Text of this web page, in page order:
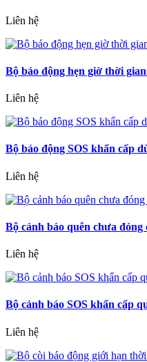
Liên hệ
Bộ báo động hẹn giờ thời
Liên hệ
Bộ báo động SOS khẩn cấp
Liên hệ
Bộ cảnh báo quên chưa
Liên hệ
Bộ cảnh báo SOS khẩn cấp
Liên hệ